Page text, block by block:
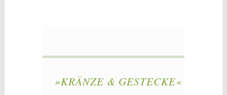
»KRÄNZE & GESTECKE«